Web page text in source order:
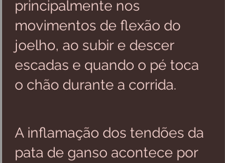
principalmente nos
movimentos de flexão do
joelho, ao subir e descer
escadas e quando o pé toca
o chão durante a corrida.
A inflamação dos tendões da
pata de ganso acontece por